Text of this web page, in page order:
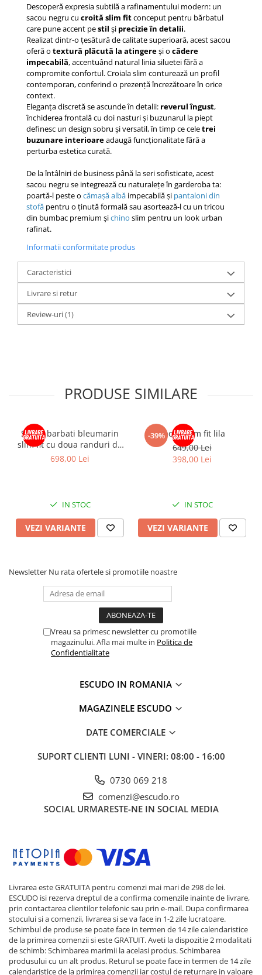
Descoperă expresia subtilă a rafinamentului modern: un
sacou negru cu croită slim fitconceput pentru bărbatul
care pune accent pestil și precizie în detalii.
Realizat dintr-o țesătură de calitate superioară, acest sacou
oferă o textură plăcută la atingereși o cădere
impecabilă, accentuând natural linia siluetei fără a
compromite confortul. Croiala slim conturează un profil
contemporan, conferind o prezență încrezătoare în orice
context.
Eleganța discretă se ascunde în detalii: reverul îngust,
închiderea frontală cu doi nasturi și buzunarul la piept
definesc un design sobru și versatil, în timp ce celetrei
buzunare interioareadaugă funcționalitate fără a
perturba estetica curată.
De la întâlniri de business până la seri sofisticate, acest
sacou negru se integrează cu naturalețe în garderoba ta:
poartă-l peste o cămașă albă impecabilă și pantaloni din
stofă pentru o ținută formală sau asortează-l cu un tricou
din bumbac premium șichino slim pentru un look urban
rafinat.
Informatii conformitate produs
Caracteristici
Livrare si retur
Review-uri(1)
PRODUSE SIMILARE
Sacou barbati bleumarin
slim fit cu doua randuri de
nasturi
698,00 Lei
IN STOC
VEZI VARIANTE
-39%Sacou slim fit lila
649,00 Lei
398,00 Lei
IN STOC
VEZI VARIANTE
Newsletter Nu rata ofertele si promotiile noastre
Vreau sa primesc newsletter cu promotiile
magazinului. Afla mai multe in Politica de
Confidentialitate
ESCUDO IN ROMANIA
MAGAZINELE ESCUDO
DATE COMERCIALE
SUPORT CLIENTI LUNI - VINERI: 08:00 - 16:00
0730 069 218
comenzi@escudo.ro
SOCIAL URMARESTE-NE IN SOCIAL MEDIA
Livrarea este GRATUITA pentru comenzi mai mari de 298 de lei.
ESCUDO isi rezerva dreptul de a confirma comenzile inainte de livrare,
prin contactarea clientilor telefonic sau prin e-mail. Dupa confirmarea
stocului si a comenzii, livrarea si se va face in 1-2 zile lucratoare.
Schimbul de produse se poate face in termen de 14 zile calendaristice
de la primirea comenzii si este GRATUIT. Aveti la dispozitie 2 modalitati
de schimb: Schimbarea marimii la acelasi produs. Schimbarea
produsului cu un alt produs. Returul se poate face in termen de 14 zile
calendaristice de la primirea comenzii iar costul de returnare in valoare